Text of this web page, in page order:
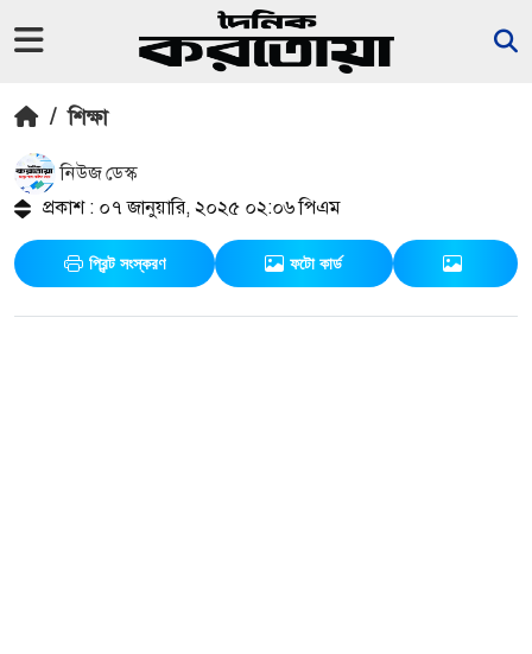
/ শিক্ষা
নিউজ ডেস্ক
প্রকাশ : ০৭ জানুয়ারি, ২০২৫ ০২:০৬ পিএম
প্রিন্ট সংস্করণ ফটো কার্ড